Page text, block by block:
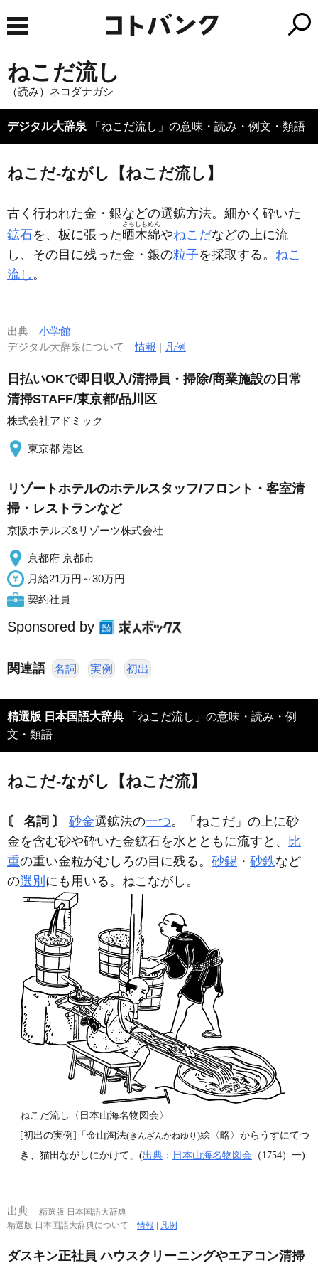
ねこだ流し
（読み）ネコダナガシ
デジタル大辞泉 「ねこだ流し」の意味・読み・例文・類語
ねこだ‐ながし【ねこだ流し】
古く行われた金・銀などの選鉱方法。細かく砕いた
鉱石を、板に張った晒木綿
さらしもめん
やねこだなどの上に流
し、その目に残った金・銀の粒子を採取する。 ねこ
流し 。
出典 小学館
デジタル大辞泉について情報 | 凡例
日払いOKで即日収入/清掃員・掃除/商業施設の日常
清掃STAFF/東京都/品川区
株式会社アドミック
東京都 港区
リゾートホテルのホテルスタッフ/フロント・客室清
掃・レストランなど
京阪ホテルズ&リゾーツ株式会社
京都府 京都市
月給21万円～30万円
契約社員
Sponsored by
関連語 名詞 実例 初出
精選版 日本国語大辞典
文・類語
ねこだ‐ながし【ねこだ流】
〘 名詞 〙 砂金選鉱法の一つ。「ねこだ」の上に砂
金を含む砂や砕いた金鉱石を水とともに流すと、
比
重の重い金粒がむしろの目に残る。 砂錫 ・ 砂鉄など
の選別 にも用いる。ねこながし。
ねこだ流し〈日本山海名物図会〉
[初出の実例]「金山淘法(きんざんかねゆり)絵〈略〉からうすにてつ
き、猫田ながしにかけて」(出典 ： 日本山海名物図会 （1754）一)
出典
精選版 日本国語大辞典
精選版 日本国語大辞典について情報 凡例
ダスキン正社員 ハウスクリーニングやエアコン清掃